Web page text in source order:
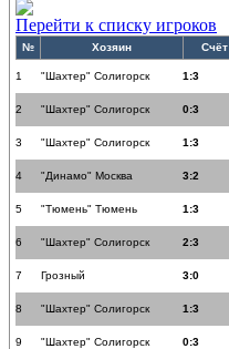
Перейти к списку игроков
№ Хозяин Счёт
1 "Шахтер" Солигорск 1:3
2 "Шахтер" Солигорск 0:3
3 "Шахтер" Солигорск 1:3
4 "Динамо" Москва 3:2
5 "Тюмень" Тюмень 1:3
6 "Шахтер" Солигорск 2:3
7 Грозный 3:0
8 "Шахтер" Солигорск 1:3
9 "Шахтер" Солигорск 0:3